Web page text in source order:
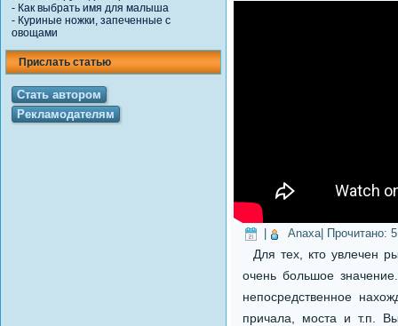
- Как выбрать имя для малыша
- Куриные ножки, запеченные с
овощами
Прислать статью
Стать автором
Рекламодателям
Anaxa| Прочитано:
Для тех, кто увлечен
очень большое
непосредственное
причала, моста и т.п.